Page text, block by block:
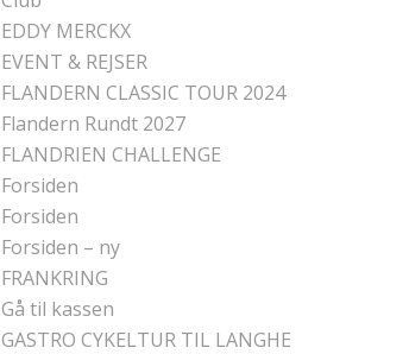
EDDY MERCKX
EVENT & REJSER
FLANDERN CLASSIC TOUR 2024
Flandern Rundt 2027
FLANDRIEN CHALLENGE
Forsiden
Forsiden
Forsiden – ny
FRANKRING
Gå til kassen
GASTRO CYKELTUR TIL LANGHE